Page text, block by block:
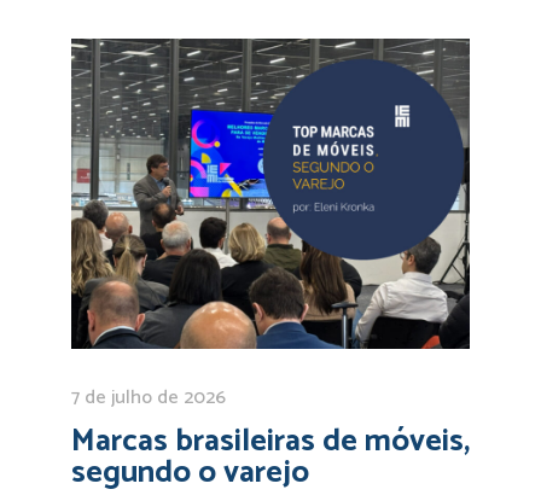
7 de julho de 2026
Marcas brasileiras de móveis,
segundo o varejo